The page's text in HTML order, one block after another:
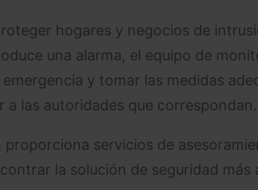
hogares y negocios de
una alarma, el equipo de
y tomar las medidas
a las autoridades que correspondan.
proporciona servicios de
la solución de seguridad más